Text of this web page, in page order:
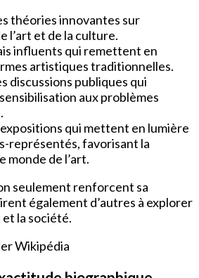
théories innovantes sur
l’art et de la culture.
influents qui remettent en
artistiques traditionnelles.
discussions publiques qui
aux problèmes
qui mettent en lumière
représentés, favorisant la
monde de l’art.
seulement renforcent sa
également d’autres à explorer
la société.